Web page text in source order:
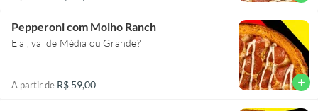
Pepperoni com Molho Ranch
E ai, vai de Média ou Grande?
A partir de R$ 59,00 add